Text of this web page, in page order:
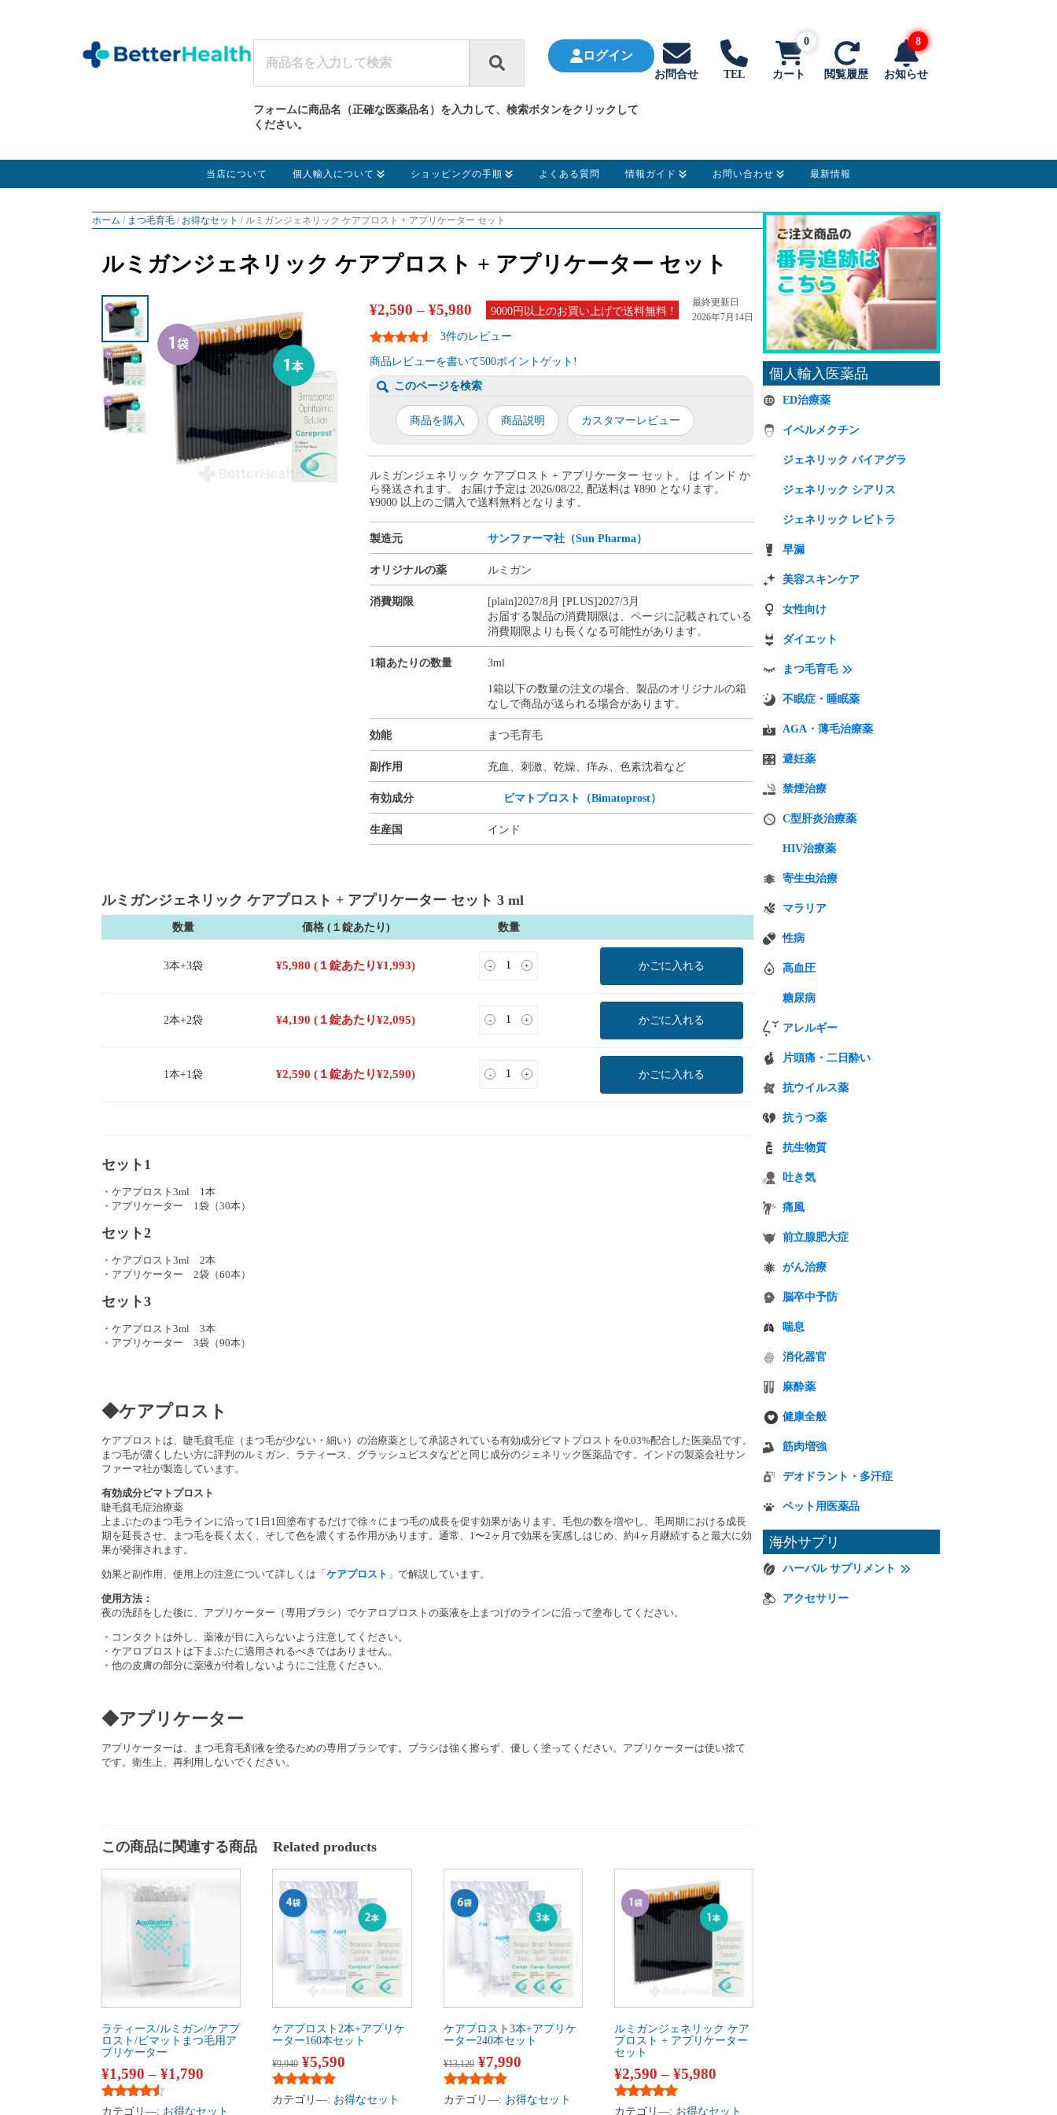
ログイン
フォームに商品名（正確な医薬品名）を入力して、検索ボタンをクリックして
ください。
お問合せ TEL カート
0
閲覧履歴 お知らせ
8
当店について 個人輸入について ショッピングの手順 よくある質問 情報ガイド お問い合わせ 最新情報
ホーム / まつ毛育毛 / お得なセット / ルミガンジェネリック ケアプロスト + アプリケーター セット
ルミガンジェネリック ケアプロスト + アプリケーター セット
¥2,590 –¥5,980 9000円以上のお買い上げで送料無料 !
最終更新日
2026年7月14日
3件のレビュー
商品レビューを書いて500ポイントゲット!
このページを検索
商品を購入 商品説明 カスタマーレビュー
ルミガンジェネリック ケアプロスト + アプリケーター セット。 は インド か
ら発送されます。 お届け予定は 2026/08/22, 配送料は ¥890 となります。
¥9000 以上のご購入で送料無料となります。
製造元 サンファーマ社（Sun Pharma）
オリジナルの薬 ルミガン
消費期限
[plain]2027/8月 [PLUS]2027/3月
お届する製品の消費期限は、ページに記載されている
消費期限よりも長くなる可能性があります。
1箱あたりの数量 3ml
1箱以下の数量の注文の場合、製品のオリジナルの箱
なしで商品が送られる場合があります。
効能 まつ毛育毛
副作用 充血、刺激、乾燥、痒み、色素沈着など
有効成分 ビマトプロスト（Bimatoprost）
生産国 インド
ルミガンジェネリック ケアプロスト + アプリケーター セット 3 ml
数量 価格 (１錠あたり) 数量
3本+3袋 ¥5,980 (１錠あたり¥1,993) - + かごに入れる
2本+2袋 ¥4,190 (１錠あたり¥2,095) - + かごに入れる
1本+1袋 ¥2,590 (１錠あたり¥2,590) - + かごに入れる
セット1
・ケアプロスト3ml 1本
・アプリケーター 1袋（30本）
セット2
・ケアプロスト3ml 2本
・アプリケーター 2袋（60本）
セット3
・ケアプロスト3ml 3本
・アプリケーター 3袋（90本）
◆ケアプロスト
ケアプロストは、睫毛貧毛症（まつ毛が少ない・細い）の治療薬として承認されている有効成分ビマトプロストを0.03%配合した医薬品です。
まつ毛が濃くしたい方に評判のルミガン、ラティース、グラッシュビスタなどと同じ成分のジェネリック医薬品です。インドの製薬会社サン
ファーマ社が製造しています。
有効成分ビマトプロスト
睫毛貧毛症治療薬
上まぶたのまつ毛ラインに沿って1日1回塗布するだけで徐々にまつ毛の成長を促す効果があります。毛包の数を増やし、毛周期における成長
期を延長させ、まつ毛を長く太く、そして色を濃くする作用があります。通常、1〜2ヶ月で効果を実感しはじめ、約4ヶ月継続すると最大に効
果が発揮されます。
効果と副作用、使用上の注意について詳しくは「ケアプロスト 」で解説しています。
使用方法：
夜の洗顔をした後に、アプリケーター（専用ブラシ）でケアロプロストの薬液を上まつげのラインに沿って塗布してください。
・コンタクトは外し、薬液が目に入らないよう注意してください。
・ケアロプロストは下まぶたに適用されるべきではありません。
・他の皮膚の部分に薬液が付着しないようにご注意ください。
◆アプリケーター
アプリケーターは、まつ毛育毛剤液を塗るための専用ブラシです。ブラシは強く擦らず、優しく塗ってください。アプリケーターは使い捨て
です。衛生上、再利用しないでください。
この商品に関連する商品 Related products
ラティース/ルミガン/ケアプ
ロスト/ビマットまつ毛用ア
プリケーター
¥1,590 – ¥1,790
5段階中 4.33の評価
カテゴリ―: お得なセット
ケアプロスト2本+アプリケ
ーター160本セット
¥9,940 ¥5,590
5段階中 5.00の評価
カテゴリ―: お得なセット
ケアプロスト3本+アプリケ
ーター240本セット
¥13,120 ¥7,990
5段階中 5.00の評価
カテゴリ―: お得なセット
ルミガンジェネリック ケア
プロスト + アプリケーター
セット
¥2,590 – ¥5,980
5段階中 5.00の評価
カテゴリ―: お得なセット
個人輸入医薬品
ED治療薬
イベルメクチン
ジェネリック バイアグラ
ジェネリック シアリス
ジェネリック レビトラ
早漏
美容スキンケア
女性向け
ダイエット
まつ毛育毛
不眠症・睡眠薬
AGA・薄毛治療薬
避妊薬
禁煙治療
C型肝炎治療薬
HIV治療薬
寄生虫治療
マラリア
性病
高血圧
糖尿病
アレルギー
片頭痛・二日酔い
抗ウイルス薬
抗うつ薬
抗生物質
吐き気
痛風
前立腺肥大症
がん治療
脳卒中予防
喘息
消化器官
麻酔薬
健康全般
筋肉増強
デオドラント・多汗症
ペット用医薬品
海外サプリ
ハーバル サプリメント
アクセサリー